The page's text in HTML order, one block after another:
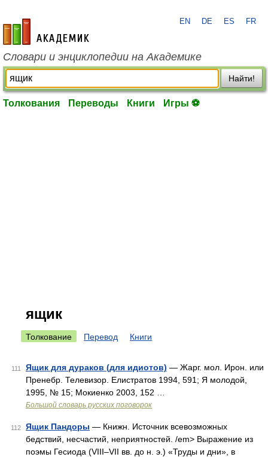
academic.ru
EN DE ES FR
Словари и энциклопедии на Академике
Найти!
Толкования Переводы Книги Игры ⚽
ящик
Толкование Перевод Книги
111 Ящик для дураков (для идиотов) — Жарг. мол. Ирон. или
Пренебр. Телевизор. Елистратов 1994, 591; Я молодой,
1995, № 15; Мокиенко 2003, 152 …
Большой словарь русских поговорок
112 Ящик Пандоры — Книжн. Источник всевозможных
бедствий, несчастий, неприятностей. /em> Выражение из
поэмы Гесиода (VIII–VII вв. до н. э.) «Труды и дни», в